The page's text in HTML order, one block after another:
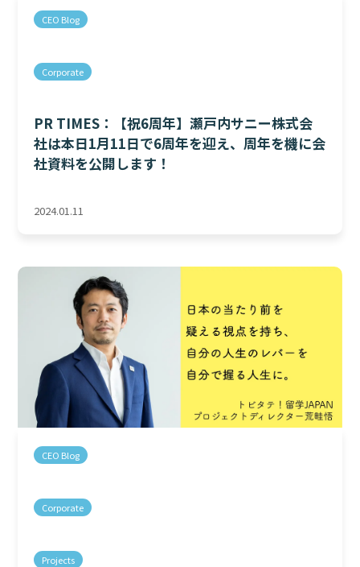
CEO Blog
Corporate
PR TIMES：【祝6周年】瀬戸内サニー株式会
社は本日1月11日で6周年を迎え、周年を機に会
社資料を公開します！
2024.01.11
CEO Blog
Corporate
Projects